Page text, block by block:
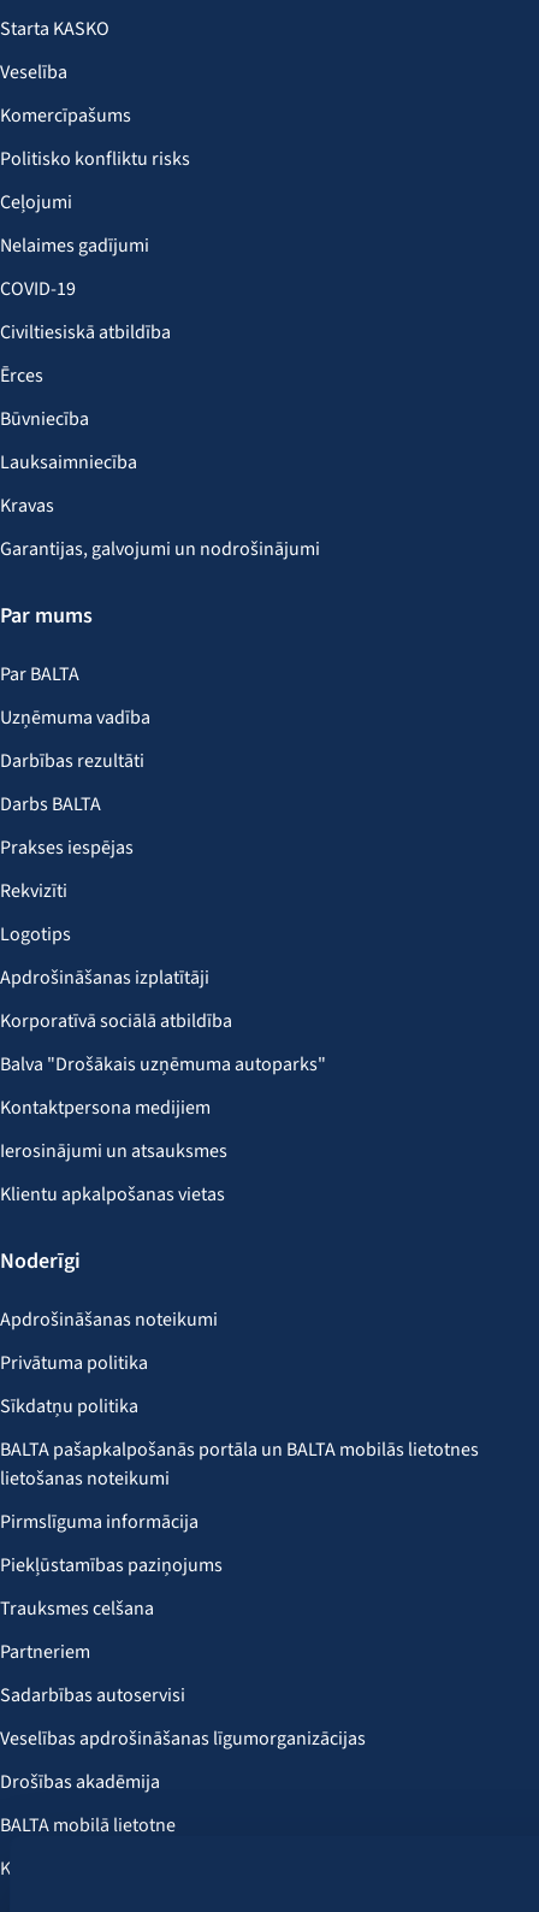
Starta KASKO
Veselība
Komercīpašums
Politisko konfliktu risks
Ceļojumi
Nelaimes gadījumi
COVID-19
Civiltiesiskā atbildība
Ērces
Būvniecība
Lauksaimniecība
Kravas
Garantijas, galvojumi un nodrošinājumi
Par mums
Par BALTA
Uzņēmuma vadība
Darbības rezultāti
Darbs BALTA
Prakses iespējas
Rekvizīti
Logotips
Apdrošināšanas izplatītāji
Korporatīvā sociālā atbildība
Balva "Drošākais uzņēmuma autoparks"
Kontaktpersona medijiem
Ierosinājumi un atsauksmes
Klientu apkalpošanas vietas
Noderīgi
Apdrošināšanas noteikumi
Privātuma politika
Sīkdatņu politika
BALTA pašapkalpošanās portāla un BALTA mobilās lietotnes
lietošanas noteikumi
Pirmslīguma informācija
Piekļūstamības paziņojums
Trauksmes celšana
Partneriem
Sadarbības autoservisi
Veselības apdrošināšanas līgumorganizācijas
Drošības akadēmija
BALTA mobilā lietotne
Klientu labumi